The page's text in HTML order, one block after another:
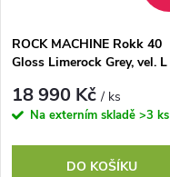
ROCK MACHINE Rokk 40
Gloss Limerock Grey, vel. L
18 990 Kč/ ks
Na externím skladě >3 ks
DO KOŠÍKU